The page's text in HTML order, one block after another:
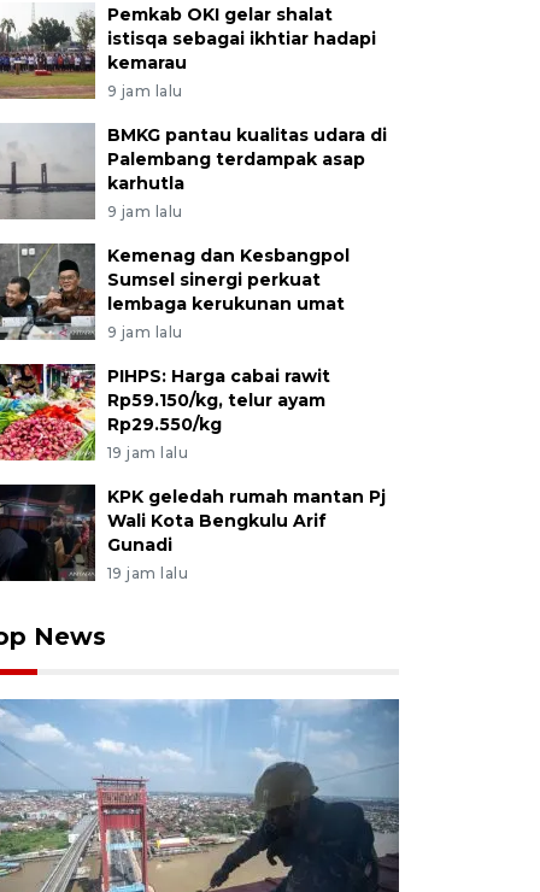
Pemkab OKI gelar shalat
istisqa sebagai ikhtiar hadapi
kemarau
9 jam lalu
BMKG pantau kualitas udara di
Palembang terdampak asap
karhutla
9 jam lalu
Kemenag dan Kesbangpol
Sumsel sinergi perkuat
lembaga kerukunan umat
9 jam lalu
PIHPS: Harga cabai rawit
Rp59.150/kg, telur ayam
Rp29.550/kg
19 jam lalu
KPK geledah rumah mantan Pj
Wali Kota Bengkulu Arif
Gunadi
19 jam lalu
News